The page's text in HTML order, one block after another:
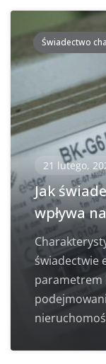
Świadectwo
21 lutego,
Jak
wpływa
świadectwie
parametrem